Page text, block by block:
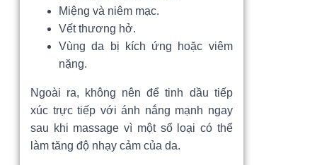
Miệng và niêm mạc.
Vết thương hở.
Vùng da bị kích ứng hoặc viêm
nặng.
Ngoài ra, không nên để tinh dầu tiếp
xúc trực tiếp với ánh nắng mạnh ngay
sau khi massage vì một số loại có thể
làm tăng độ nhạy cảm của da.